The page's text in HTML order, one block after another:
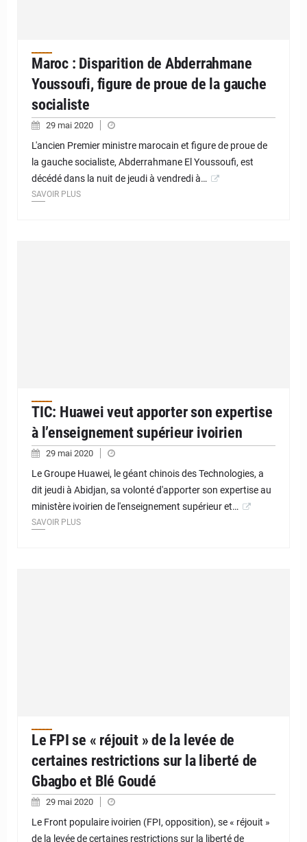
Maroc : Disparition de Abderrahmane
Youssoufi, figure de proue de la gauche
socialiste
29 mai 2020
L'ancien Premier ministre marocain et figure de proue de
la gauche socialiste, Abderrahmane El Youssoufi, est
décédé dans la nuit de jeudi à vendredi à…
SAVOIR PLUS
TIC: Huawei veut apporter son expertise
à l’enseignement supérieur ivoirien
29 mai 2020
Le Groupe Huawei, le géant chinois des Technologies, a
dit jeudi à Abidjan, sa volonté d'apporter son expertise au
ministère ivoirien de l'enseignement supérieur et…
SAVOIR PLUS
Le FPI se « réjouit » de la levée de
certaines restrictions sur la liberté de
Gbagbo et Blé Goudé
29 mai 2020
Le Front populaire ivoirien (FPI, opposition), se « réjouit »
de la levée de certaines restrictions sur la liberté de